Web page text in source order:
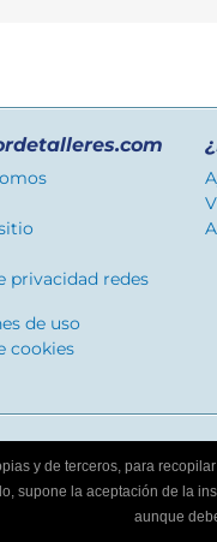
privacidad redes
de uso
cookies
y de terceros, para
supone la aceptación de la
aunque